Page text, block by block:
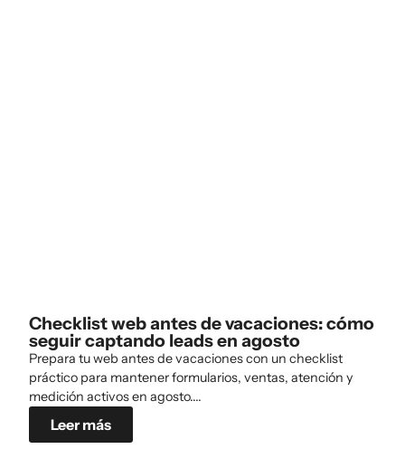
Checklist web antes de vacaciones: cómo
seguir captando leads en agosto
Prepara tu web antes de vacaciones con un checklist
práctico para mantener formularios, ventas, atención y
medición activos en agosto....
Leer más